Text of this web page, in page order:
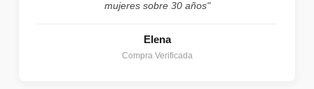
mujeres sobre 30 años"
Elena
Compra Verificada